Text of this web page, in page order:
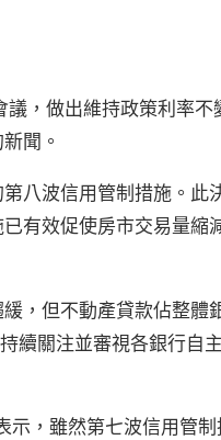
，做出維持政策利率
聞。
八波信用管制措施。此
有效促使房市交易量縮
，但不動產貸款佔整體
續關注並審視各銀行自
示，雖然第七波信用管